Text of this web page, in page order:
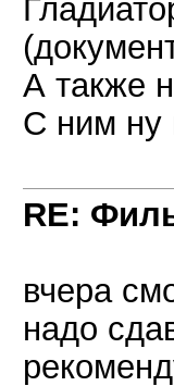
А также
С ним ну
RE:
вчера
надо